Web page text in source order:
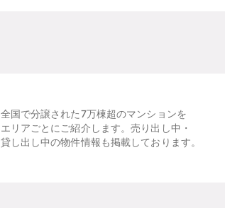
全国で分譲された7万棟超のマンションを
エリアごとにご紹介します。売り出し中・
貸し出し中の物件情報も掲載しております。